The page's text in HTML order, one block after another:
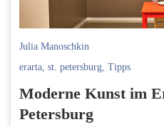
Julia Manoschkin
erarta, st. petersburg, Tipps
Moderne Kunst im
Petersburg